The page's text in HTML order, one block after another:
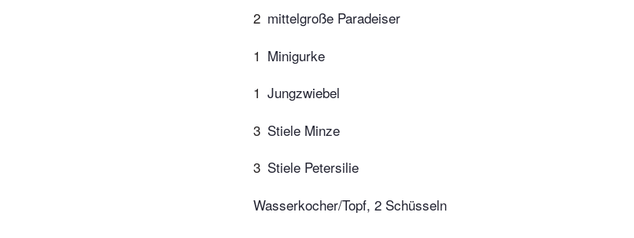
2 mittelgroße Paradeiser
1 Minigurke
1 Jungzwiebel
3 Stiele Minze
3 Stiele Petersilie
Wasserkocher/Topf, 2 Schüsseln